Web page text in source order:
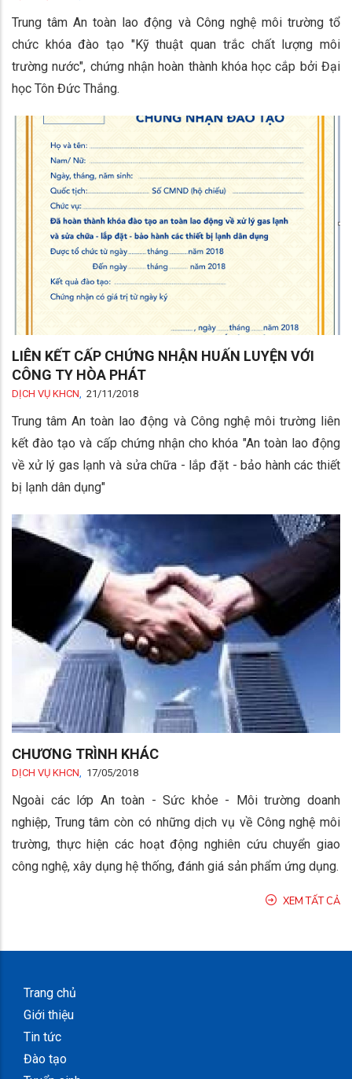
Trung tâm An toàn lao động và Công nghệ môi trường tổ
chức khóa đào tạo "Kỹ thuật quan trắc chất lượng môi
trường nước", chứng nhận hoàn thành khóa học cắp bởi Đại
học Tôn Đức Thắng.
LIÊN KẾT CẤP CHỨNG NHẬN HUẤN LUYỆN VỚI
CÔNG TY HÒA PHÁT
DỊCH VỤ KHCN 21/11/2018
Trung tâm An toàn lao động và Công nghệ môi trường liên
kết đào tạo và cấp chứng nhận cho khóa "An toàn lao động
về xử lý gas lạnh và sửa chữa - lắp đặt - bảo hành các thiết
bị lạnh dân dụng"
CHƯƠNG TRÌNH KHÁC
DỊCH VỤ KHCN, 17/05/2018
Ngoài các lớp An toàn - Sức khỏe - Môi trường doanh
nghiệp, Trung tâm còn có những dịch vụ về Công nghệ môi
trường, thực hiện các hoạt động nghiên cứu chuyển giao
công nghệ, xây dụng hệ thống, đánh giá sản phẩm ứng dụng.
XEM TẤT CẢ
Trang chủ
Giới thiệu
Tin tức
Đào tạo